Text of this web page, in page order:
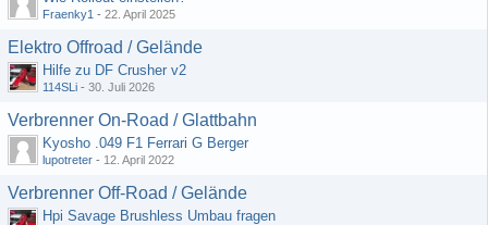
Fraenky1 - 22. April 2025
Elektro Offroad / Gelände
Hilfe zu DF Crusher v2
114SLi - 30. Juli 2026
Verbrenner On-Road / Glattbahn
Kyosho .049 F1 Ferrari G Berger
lupotreter - 12. April 2022
Verbrenner Off-Road / Gelände
Hpi Savage Brushless Umbau fragen